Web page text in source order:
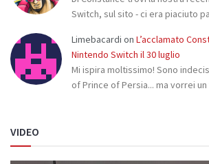
Switch, sul sito - ci era piaciuto
Limebacardi on L’acclamato
Nintendo Switch il 30 luglio
Mi ispira moltissimo! Sono
of Prince of Persia... ma vorrei
VIDEO